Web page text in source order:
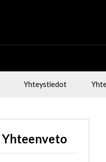
Yhteystiedot
Yhteenveto